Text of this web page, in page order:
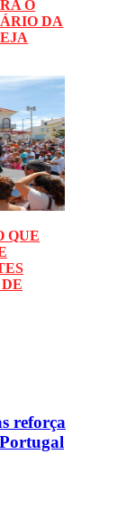
O
DA
QUE
reforça